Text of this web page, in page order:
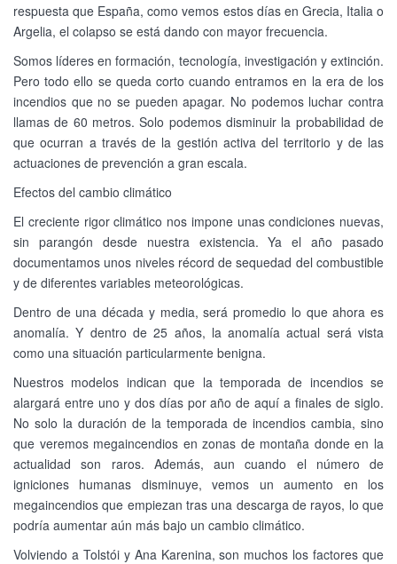
respuesta que España, como vemos estos días en Grecia, Italia o
Argelia, el colapso se está dando con mayor frecuencia.
Somos líderes en formación, tecnología, investigación y extinción.
Pero todo ello se queda corto cuando entramos en la era de los
incendios que no se pueden apagar. No podemos luchar contra
llamas de 60 metros. Solo podemos disminuir la probabilidad de
que ocurran a través de la gestión activa del territorio y de las
actuaciones de prevención a gran escala.
Efectos del cambio climático
El creciente rigor climático nos impone unas condiciones nuevas,
sin parangón desde nuestra existencia. Ya el año pasado
documentamos unos niveles récord de sequedad del combustible
y de diferentes variables meteorológicas.
Dentro de una década y media, será promedio lo que ahora es
anomalía. Y dentro de 25 años, la anomalía actual será vista
como una situación particularmente benigna.
Nuestros modelos indican que la temporada de incendios se
alargará entre uno y dos días por año de aquí a finales de siglo.
No solo la duración de la temporada de incendios cambia, sino
que veremos megaincendios en zonas de montaña donde en la
actualidad son raros. Además, aun cuando el número de
igniciones humanas disminuye, vemos un aumento en los
megaincendios que empiezan tras una descarga de rayos, lo que
podría aumentar aún más bajo un cambio climático.
Volviendo a Tolstói y Ana Karenina, son muchos los factores que